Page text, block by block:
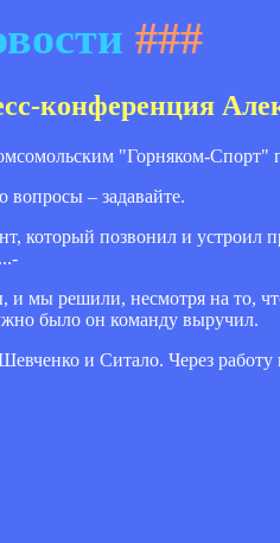
###
конференция
"Горняком-Спорт"
вопросы – задавайте.
который позвонил и устроил
и мы решили, несмотря на то,
было он команду выручил.
и Ситало. Через